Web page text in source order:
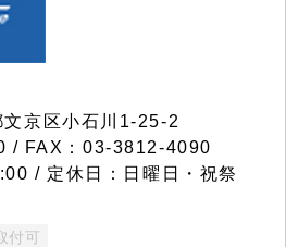
京区小石川1-25-2
/ FAX：03-3812-4090
/ 定休日：日曜日・祝祭
付可